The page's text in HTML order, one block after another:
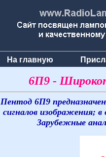
На главную
6П9 -
Пентод 6П9
сигналов изображения;
Зарубежные